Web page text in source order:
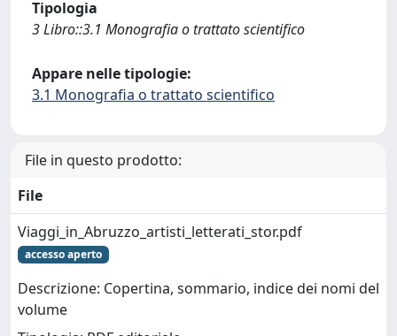
Tipologia
3 Libro::3.1 Monografia o trattato scientifico
Appare nelle tipologie:
3.1 Monografia o trattato scientifico
File in questo prodotto:
File
Viaggi_in_Abruzzo_artisti_letterati_stor.pdf
accesso aperto
Descrizione: Copertina, sommario, indice dei nomi del
volume